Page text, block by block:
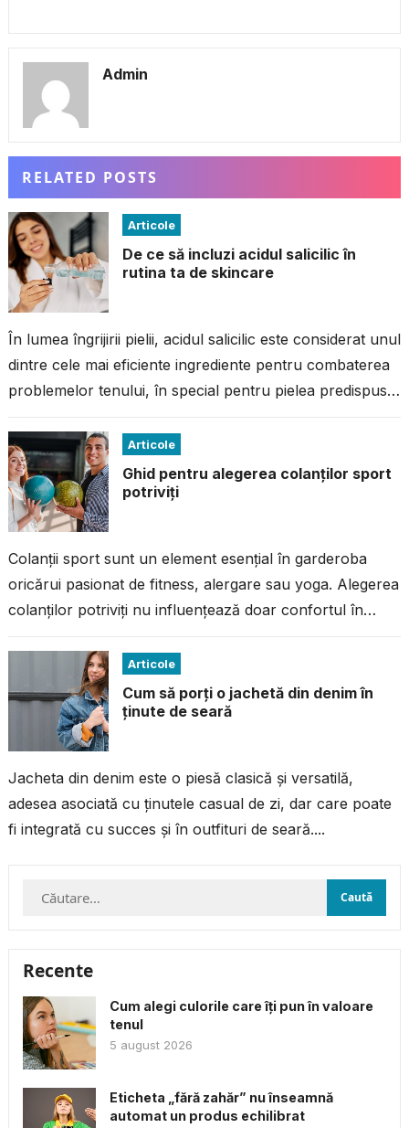
Admin
RELATED POSTS
Articole
De ce să incluzi acidul salicilic în
rutina ta de skincare
În lumea îngrijirii pielii, acidul salicilic este considerat unul
dintre cele mai eficiente ingrediente pentru combaterea
problemelor tenului, în special pentru pielea predispusă
Articole
Ghid pentru alegerea colanților sport
potriviți
Colanții sport sunt un element esențial în garderoba
oricărui pasionat de fitness, alergare sau yoga. Alegerea
colanților potriviți nu influențează doar confortul în
Articole
Cum să porți o jachetă din denim în
ținute de seară
Jacheta din denim este o piesă clasică și versatilă,
adesea asociată cu ținutele casual de zi, dar care poate
fi integrată cu succes și în outfituri de seară....
Caută
Recente
Cum alegi culorile care îți pun în valoare
tenul
5 august 2026
Eticheta „fără zahăr” nu înseamnă
automat un produs echilibrat